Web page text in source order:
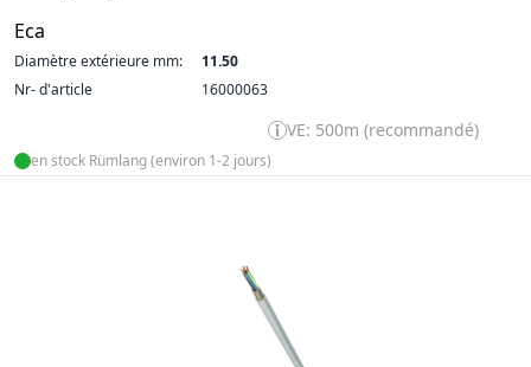
Eca
Diamètre extérieure mm:
11.50
Nr- d'article
16000063
VE: 500m (recommandé)
en stock Rümlang (environ 1-2 jours)